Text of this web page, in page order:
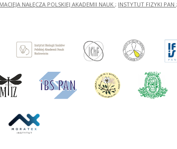
NAŁĘCZA POLSKIEJ AKADEMII NAUK ; INSTYTUT FIZYKI PAN ;